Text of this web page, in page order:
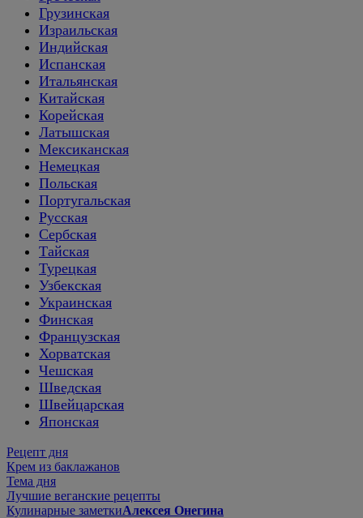
Грузинская
Израильская
Индийская
Испанская
Итальянская
Китайская
Корейская
Латышская
Мексиканская
Немецкая
Польская
Португальская
Русская
Сербская
Тайская
Турецкая
Узбекская
Украинская
Финская
Французская
Хорватская
Чешская
Шведская
Швейцарская
Японская
Рецепт дня
Крем из баклажанов
Тема дня
Лучшие веганские рецепты
Кулинарные заметкиАлексея Онегина